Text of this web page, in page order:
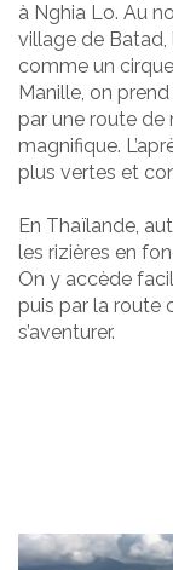
à Nghia Lo. Au
village de Batad,
comme un
Manille, on
par une route de
magnifique.
plus vertes et
En Thaïlande,
les rizières en
On y accède
puis par la route
s’aventurer.